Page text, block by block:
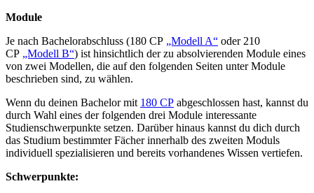
Module
Je nach Bachelorabschluss (180 CP „Modell A“ oder 210
CP „Modell B“) ist hinsichtlich der zu absolvierenden Module eines
von zwei Modellen, die auf den folgenden Seiten unter Module
beschrieben sind, zu wählen.
Wenn du deinen Bachelor mit 180 CP abgeschlossen hast, kannst du
durch Wahl eines der folgenden drei Module interessante
Studienschwerpunkte setzen. Darüber hinaus kannst du dich durch
das Studium bestimmter Fächer innerhalb des zweiten Moduls
individuell spezialisieren und bereits vorhandenes Wissen vertiefen.
Schwerpunkte: